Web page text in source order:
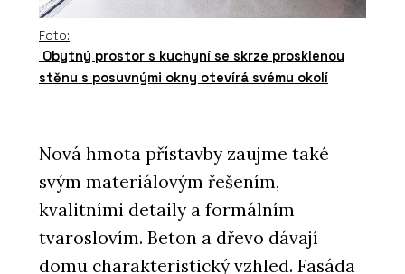
Foto:
Obytný prostor s kuchyní se skrze prosklenou
stěnu s posuvnými okny otevírá svému okolí
Nová hmota přístavby zaujme také
svým materiálovým řešením,
kvalitními detaily a formálním
tvaroslovím. Beton a dřevo dávají
domu charakteristický vzhled. Fasáda